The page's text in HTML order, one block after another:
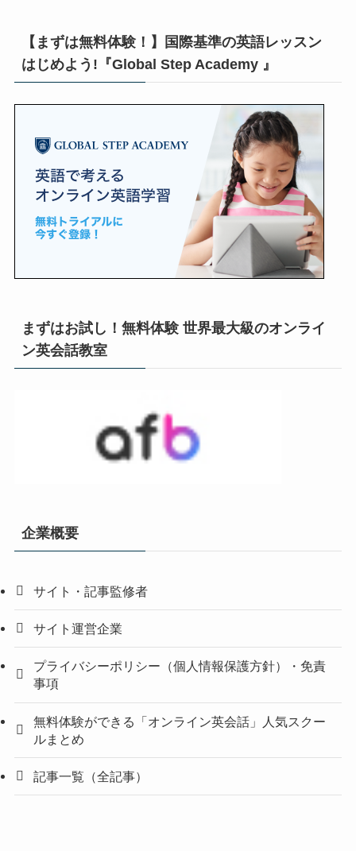
【まずは無料体験！】国際基準の英語レッスン
はじめよう!『Global Step Academy 』
まずはお試し！無料体験 世界最大級のオンライ
ン英会話教室
企業概要
サイト・記事監修者
サイト運営企業
プライバシーポリシー（個人情報保護方針）・免責
事項
無料体験ができる「オンライン英会話」人気スクー
ルまとめ
記事一覧（全記事）